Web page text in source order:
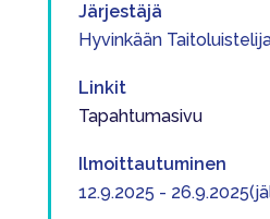
Järjestäjä
Hyvinkään
Linkit
Tapahtumasivu
Ilmoittautuminen
12.9.2025 -